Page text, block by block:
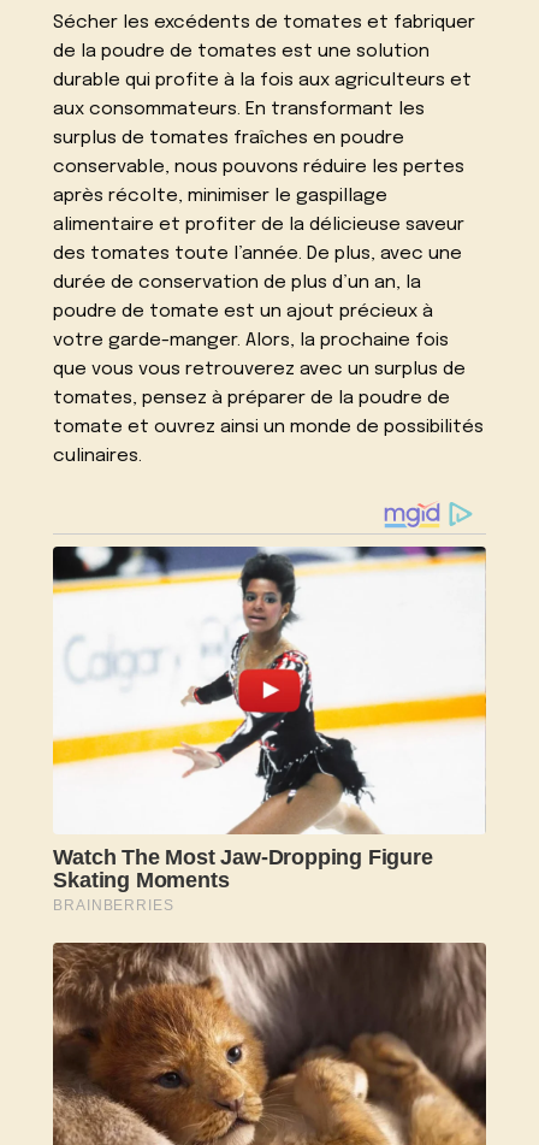
Sécher les excédents de tomates et fabriquer
de la poudre de tomates est une solution
durable qui profite à la fois aux agriculteurs et
aux consommateurs. En transformant les
surplus de tomates fraîches en poudre
conservable, nous pouvons réduire les pertes
après récolte, minimiser le gaspillage
alimentaire et profiter de la délicieuse saveur
des tomates toute l’année. De plus, avec une
durée de conservation de plus d’un an, la
poudre de tomate est un ajout précieux à
votre garde-manger. Alors, la prochaine fois
que vous vous retrouverez avec un surplus de
tomates, pensez à préparer de la poudre de
tomate et ouvrez ainsi un monde de possibilités
culinaires.